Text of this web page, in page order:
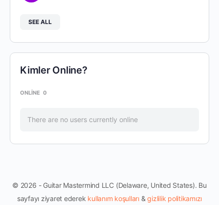
SEE ALL
Kimler Online?
ONLINE 0
There are no users currently online
© 2026 - Guitar Mastermind LLC (Delaware, United States). Bu
sayfayı ziyaret ederek kullanım koşulları&gizlilik politikamızı